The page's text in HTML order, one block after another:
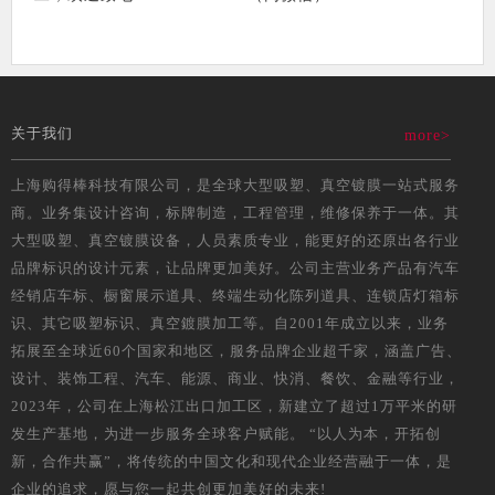
关于我们 more>
上海购得棒科技有限公司，是全球大型吸塑、真空镀膜一站式服务
商。业务集设计咨询，标牌制造，工程管理，维修保养于一体。其
大型吸塑、真空镀膜设备，人员素质专业，能更好的还原出各行业
品牌标识的设计元素，让品牌更加美好。公司主营业务产品有汽车
经销店车标、橱窗展示道具、终端生动化陈列道具、连锁店灯箱标
识、其它吸塑标识、真空鍍膜加工等。自2001年成立以来，业务
拓展至全球近60个国家和地区，服务品牌企业超千家，涵盖广告、
设计、装饰工程、汽车、能源、商业、快消、餐饮、金融等行业，
2023年，公司在上海松江出口加工区，新建立了超过1万平米的研
发生产基地，为进一步服务全球客户赋能。 “以人为本，开拓创
新，合作共赢”，将传统的中国文化和现代企业经营融于一体，是
企业的追求，愿与您一起共创更加美好的未来!